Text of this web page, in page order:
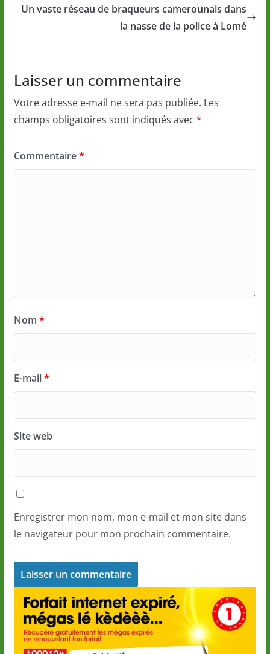
Un vaste réseau de braqueurs camerounais dans
la nasse de la police à Lomé
Laisser un commentaire
Votre adresse e-mail ne sera pas publiée. Les
champs obligatoires sont indiqués avec *
Commentaire*
Nom *
E-mail*
Site web
Enregistrer mon nom, mon e-mail et mon site dans
le navigateur pour mon prochain commentaire.